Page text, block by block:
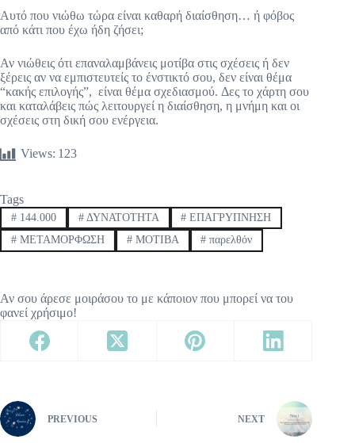
Αυτό που νιώθω τώρα είναι καθαρή διαίσθηση… ή φόβος
από κάτι που έχω ήδη ζήσει;
Αν νιώθεις ότι επαναλαμβάνεις μοτίβα στις σχέσεις ή δεν
ξέρεις αν να εμπιστευτείς το ένστικτό σου, δεν είναι θέμα
“κακής επιλογής”, είναι θέμα σχεδιασμού. Δες το χάρτη σου
και καταλάβεις πώς λειτουργεί η διαίσθηση, η μνήμη και οι
σχέσεις στη δική σου ενέργεια.
Views: 123
Tags
#144.000 #ΔΥΝΑΤΟΤΗΤΑ # ΕΠΑΓΡΥΠΝΗΣΗ
#ΜΕΤΑΜΟΡΦΩΣΗ #ΜΟΤΙΒΑ # παρελθόν
Αν σου άρεσε μοιράσου το με κάποιον που μπορεί να του
φανεί χρήσιμο!
PREVIOUS NEXT